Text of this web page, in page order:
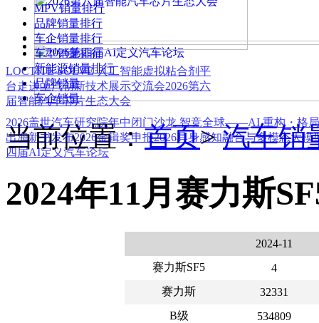
2026盖世汽车研究院年中闭门沙龙 智竞全球——AI 重构・格
出海新书发布2026金辑奖申报2026具身感知融合与多模态大模
四届AI定义汽车论坛
LOCTITE SOLVE 人工智能虚拟粘合剂平
台走进上汽创新技术展示交流会2026第六
届智能汽车芯片生态大会
MPV销量排行
品牌销量排行
车企销量排行
车型销量排行
新能源销量排行
品牌销量
车企销量
当前位置：首页>汽车销
2024年11月赛力斯
2024-11
赛力斯SF5
4
赛力斯
32331
B级
534809